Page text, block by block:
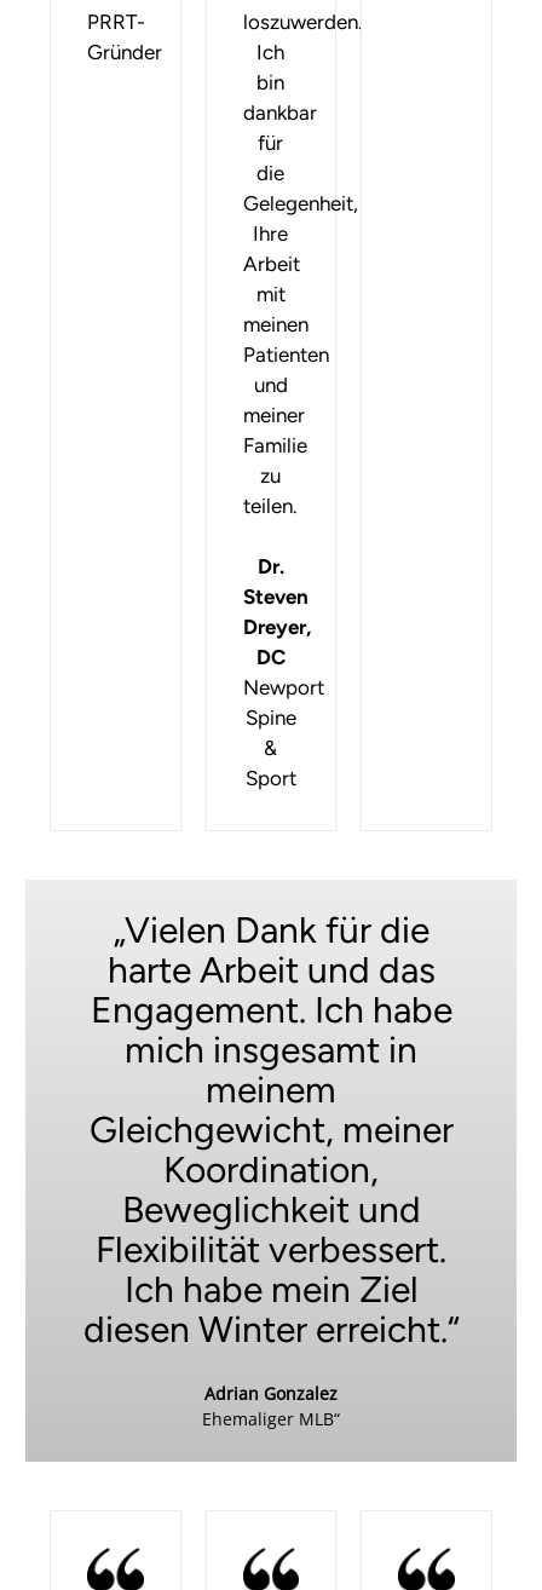
PRRT-
Gründer
loszuwerden.
Ich
bin
dankbar
für
die
Gelegenheit,
Ihre
Arbeit
mit
meinen
Patienten
und
meiner
Familie
zu
teilen.
Dr.
Steven
Dreyer,
DC
Newport
Spine
&
Sport
„Vielen Dank für die
harte Arbeit und das
Engagement. Ich habe
mich insgesamt in
meinem
Gleichgewicht, meiner
Koordination,
Beweglichkeit und
Flexibilität verbessert.
Ich habe mein Ziel
diesen Winter erreicht.“
Adrian Gonzalez
Ehemaliger MLB“